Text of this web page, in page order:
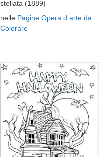
stellata (1889)
nelle Pagine Opera d arte da
Colorare